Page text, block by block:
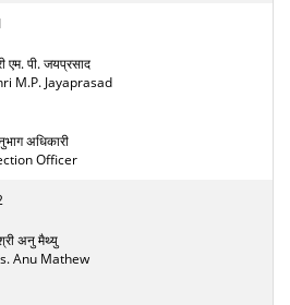
एम. पी. जयप्रसाद
M.P. Jayaprasad
अधिकारी
Officer
अनु मैथ्‍यु
Anu Mathew